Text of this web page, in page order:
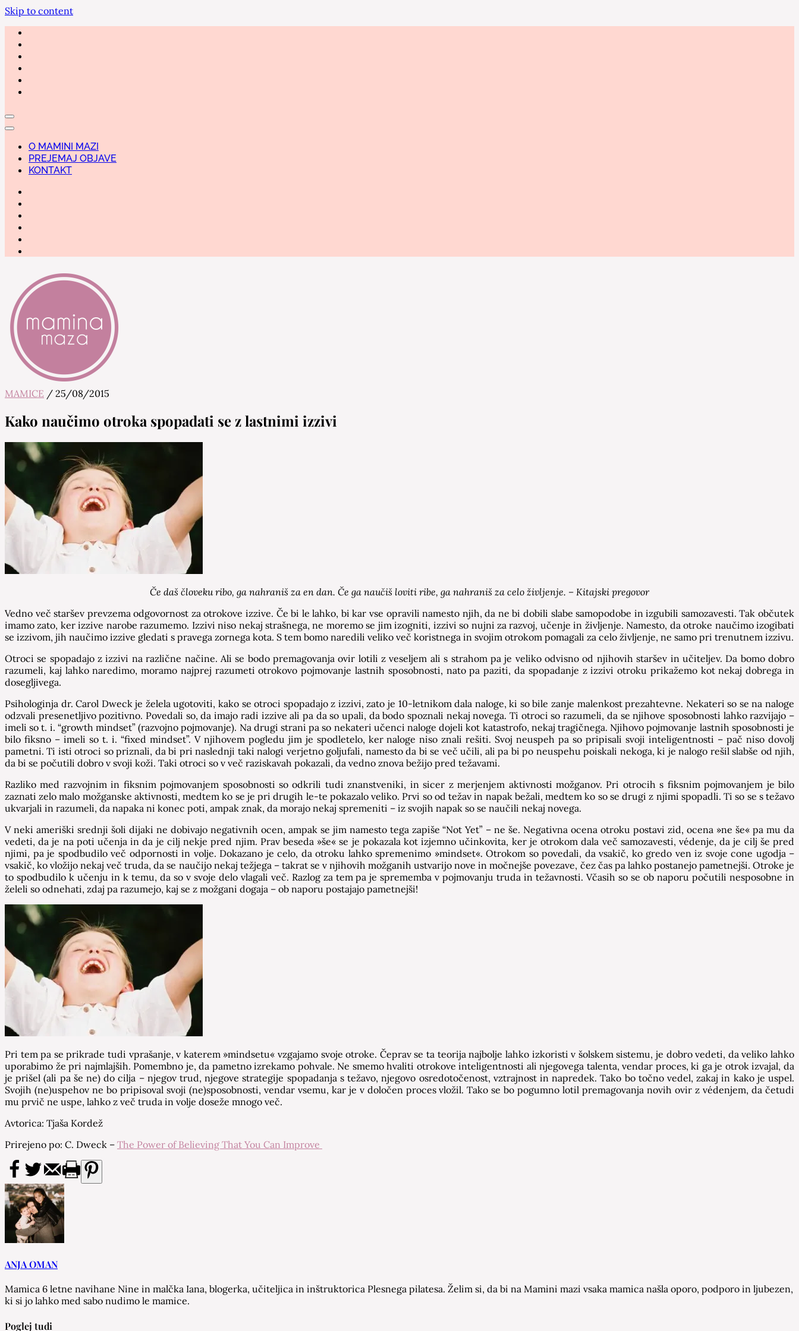
Skip to content
O MAMINI MAZI
PREJEMAJ OBJAVE
KONTAKT
Mamina Maza
MAMICE / 25/08/2015
Kako naučimo otroka spopadati se z lastnimi izzivi
Če daš človeku ribo, ga nahraniš za en dan. Če ga naučiš loviti ribe, ga nahraniš za celo življenje. – Kitajski pregovor
Vedno več staršev prevzema odgovornost za otrokove izzive. Če bi le lahko, bi kar vse opravili namesto njih, da ne bi dobili slabe samopodobe in izgubili samozavesti. Tak občutek
imamo zato, ker izzive narobe razumemo. Izzivi niso nekaj strašnega, ne moremo se jim izogniti, izzivi so nujni za razvoj, učenje in življenje. Namesto, da otroke naučimo izogibati
se izzivom, jih naučimo izzive gledati s pravega zornega kota. S tem bomo naredili veliko več koristnega in svojim otrokom pomagali za celo življenje, ne samo pri trenutnem izzivu.
Otroci se spopadajo z izzivi na različne načine. Ali se bodo premagovanja ovir lotili z veseljem ali s strahom pa je veliko odvisno od njihovih staršev in učiteljev. Da bomo dobro
razumeli, kaj lahko naredimo, moramo najprej razumeti otrokovo pojmovanje lastnih sposobnosti, nato pa paziti, da spopadanje z izzivi otroku prikažemo kot nekaj dobrega in
dosegljivega.
Psihologinja dr. Carol Dweck je želela ugotoviti, kako se otroci spopadajo z izzivi, zato je 10-letnikom dala naloge, ki so bile zanje malenkost prezahtevne. Nekateri so se na naloge
odzvali presenetljivo pozitivno. Povedali so, da imajo radi izzive ali pa da so upali, da bodo spoznali nekaj novega. Ti otroci so razumeli, da se njihove sposobnosti lahko razvijajo –
imeli so t. i. “growth mindset” (razvojno pojmovanje). Na drugi strani pa so nekateri učenci naloge dojeli kot katastrofo, nekaj tragičnega. Njihovo pojmovanje lastnih sposobnosti je
bilo fiksno – imeli so t. i. “fixed mindset”. V njihovem pogledu jim je spodletelo, ker naloge niso znali rešiti. Svoj neuspeh pa so pripisali svoji inteligentnosti – pač niso dovolj
pametni. Ti isti otroci so priznali, da bi pri naslednji taki nalogi verjetno goljufali, namesto da bi se več učili, ali pa bi po neuspehu poiskali nekoga, ki je nalogo rešil slabše od njih,
da bi se počutili dobro v svoji koži. Taki otroci so v več raziskavah pokazali, da vedno znova bežijo pred težavami.
Razliko med razvojnim in fiksnim pojmovanjem sposobnosti so odkrili tudi znanstveniki, in sicer z merjenjem aktivnosti možganov. Pri otrocih s fiksnim pojmovanjem je bilo
zaznati zelo malo možganske aktivnosti, medtem ko se je pri drugih le-te pokazalo veliko. Prvi so od težav in napak bežali, medtem ko so se drugi z njimi spopadli. Ti so se s težavo
ukvarjali in razumeli, da napaka ni konec poti, ampak znak, da morajo nekaj spremeniti – iz svojih napak so se naučili nekaj novega.
V neki ameriški srednji šoli dijaki ne dobivajo negativnih ocen, ampak se jim namesto tega zapiše “Not Yet” – ne še. Negativna ocena otroku postavi zid, ocena »ne še« pa mu da
vedeti, da je na poti učenja in da je cilj nekje pred njim. Prav beseda »še« se je pokazala kot izjemno učinkovita, ker je otrokom dala več samozavesti, védenje, da je cilj še pred
njimi, pa je spodbudilo več odpornosti in volje. Dokazano je celo, da otroku lahko spremenimo »mindset«. Otrokom so povedali, da vsakič, ko gredo ven iz svoje cone ugodja –
vsakič, ko vložijo nekaj več truda, da se naučijo nekaj težjega – takrat se v njihovih možganih ustvarijo nove in močnejše povezave, čez čas pa lahko postanejo pametnejši. Otroke je
to spodbudilo k učenju in k temu, da so v svoje delo vlagali več. Razlog za tem pa je sprememba v pojmovanju truda in težavnosti. Včasih so se ob naporu počutili nesposobne in
želeli so odnehati, zdaj pa razumejo, kaj se z možgani dogaja – ob naporu postajajo pametnejši!
Pri tem pa se prikrade tudi vprašanje, v katerem »mindsetu« vzgajamo svoje otroke. Čeprav se ta teorija najbolje lahko izkoristi v šolskem sistemu, je dobro vedeti, da veliko lahko
uporabimo že pri najmlajših. Pomembno je, da pametno izrekamo pohvale. Ne smemo hvaliti otrokove inteligentnosti ali njegovega talenta, vendar proces, ki ga je otrok izvajal, da
je prišel (ali pa še ne) do cilja – njegov trud, njegove strategije spopadanja s težavo, njegovo osredotočenost, vztrajnost in napredek. Tako bo točno vedel, zakaj in kako je uspel.
Svojih (ne)uspehov ne bo pripisoval svoji (ne)sposobnosti, vendar vsemu, kar je v določen proces vložil. Tako se bo pogumno lotil premagovanja novih ovir z védenjem, da četudi
mu prvič ne uspe, lahko z več truda in volje doseže mnogo več.
Avtorica: Tjaša Kordež
Prirejeno po: C. Dweck – The Power of Believing That You Can Improve
ANJA OMAN
Mamica 6 letne navihane Nine in malčka Iana, blogerka, učiteljica in inštruktorica Plesnega pilatesa. Želim si, da bi na Mamini mazi vsaka mamica našla oporo, podporo in ljubezen,
ki si jo lahko med sabo nudimo le mamice.
Poglej tudi